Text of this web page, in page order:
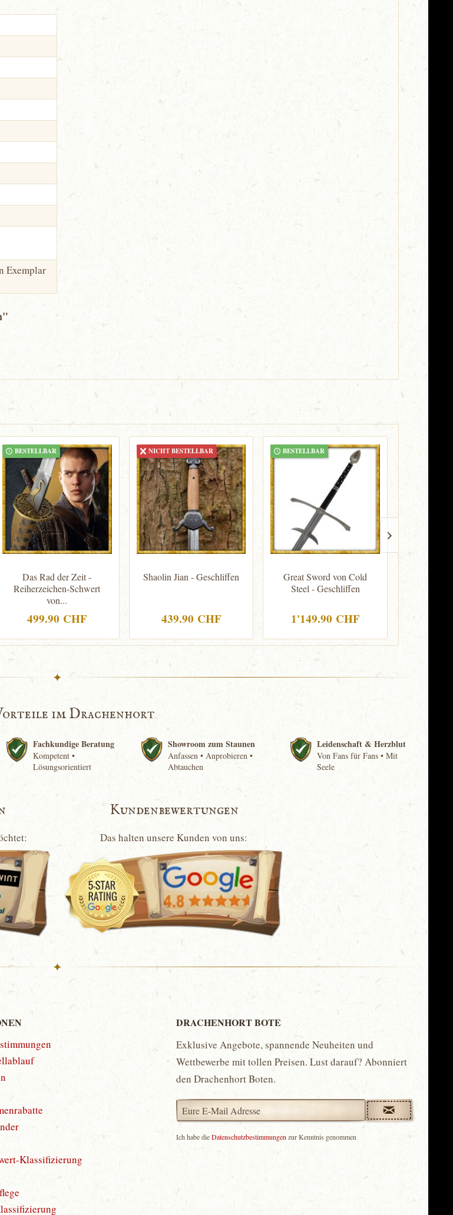
Exemplar
BESTELLBAR
Das Rad der Zeit -
Reiherzeichen-Schwert
von...
499.90 CHF
NICHT BESTELLBAR
Shaolin Jian - Geschliffen
439.90 CHF
BESTELLBAR
Great Sword von Cold
Steel - Geschliffen
1'149.90 CHF
✦
im Drachenhort
Fachkundige Beratung
Kompetent •
Lösungsorientiert
Showroom zum Staunen
Anfassen • Anprobieren •
Abtauchen
Leidenschaft & Herzblut
Von Fans für Fans • Mit
Seele
Kundenbewertungen
Das halten unsere Kunden von uns:
✦
Klassifizierung
DRACHENHORT BOTE
Exklusive Angebote, spannende Neuheiten und
Wettbewerbe mit tollen Preisen. Lust darauf? Abonniert
den Drachenhort Boten.
Ich habe dieDatenschutzbestimmungen zur Kenntnis genommen